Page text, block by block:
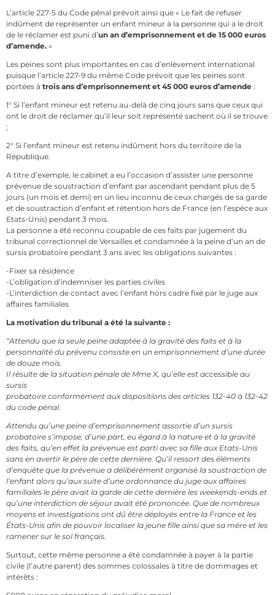
L’article 227-5 du Code pénal prévoit ainsi que « Le fait de refuser
indûment de représenter un enfant mineur à la personne qui a le droit
de le réclamer est puni d’un an d’emprisonnement et de 15 000 euros
d’amende. »
Les peines sont plus importantes en cas d’enlèvement international
puisque l’article 227-9 du même Code prévoit que les peines sont
portées à trois ans d’emprisonnement et 45 000 euros d’amende :
1° Si l’enfant mineur est retenu au-delà de cinq jours sans que ceux qui
ont le droit de réclamer qu’il leur soit représenté sachent où il se trouve
;
2° Si l’enfant mineur est retenu indûment hors du territoire de la
République.
A titre d’exemple, le cabinet a eu l’occasion d’assister une personne
prévenue de soustraction d’enfant par ascendant pendant plus de 5
jours (un mois et demi) en un lieu inconnu de ceux chargés de sa garde
et de soustraction d’enfant et rétention hors de France (en l’espèce aux
Etats-Unis) pendant 3 mois.
La personne a été reconnu coupable de ces faits par jugement du
tribunal correctionnel de Versailles et condamnée à la peine d’un an de
sursis probatoire pendant 3 ans avec les obligations suivantes :
-Fixer sa résidence
-L’obligation d’indemniser les parties civiles
-L’interdiction de contact avec l’enfant hors cadre fixé par le juge aux
affaires familiales
La motivation du tribunal a été la suivante :
“Attendu que la seule peine adaptée à la gravité des faits et à la
personnalité du prévenu consiste en un emprisonnement d’une durée
de douze mois.
Il résulte de la situation pénale de Mme X, qu’elle est accessible au
sursis
probatoire conformément aux dispositions des articles 132-40 à 132-42
du code pénal.
Attendu qu’une peine d’emprisonnement assortie d’un sursis
probatoire s’impose, d’une part, eu égard à la nature et à la gravité
des faits, qu’en effet la prévenue est parti avec sa fille aux Etats-Unis
sans en avertir le père de cette dernière. Qu’il ressort des éléments
d’enquête que la prévenue a délibérément organisé la soustraction de
l’enfant alors qu’aux suite d’une ordonnance du juge aux affaires
familiales le père avait la garde de cette dernière les weekends-ends et
qu’une interdiction de séjour avait été prononcée. Que de nombreux
moyens et investigations ont dû être déployés entre la France et les
États-Unis afin de pouvoir localiser la jeune fille ainsi que sa mère et les
ramener sur le sol français.
Surtout, cette même personne a été condamnée à payer à la partie
civile (l’autre parent) des sommes colossales à titre de dommages et
intérêts :